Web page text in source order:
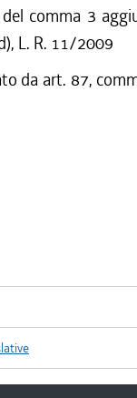
comma 3
L. R. 11/2009
da art. 87,